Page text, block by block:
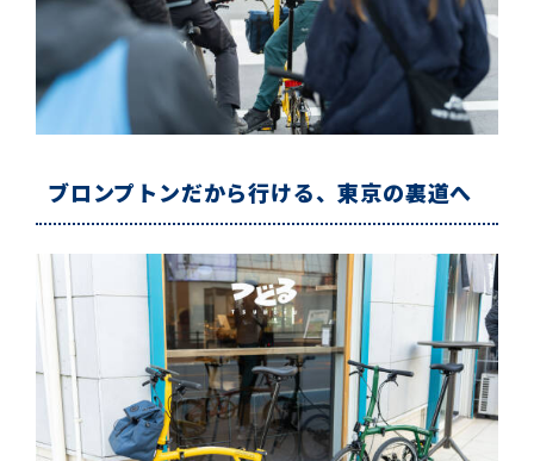
ブロンプトンだから行ける、東京の裏道へ